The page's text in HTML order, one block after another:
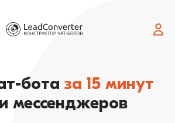
бота за 15 минут
мессенджеров